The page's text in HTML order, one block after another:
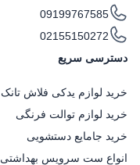
09199767585
02155150272
دسترسی سریع
خرید لوازم یدکی فلاش تانک
خرید لوازم توالت فرنگی
خرید جامایع دستشویی
انواع ست سرویس بهداشتی